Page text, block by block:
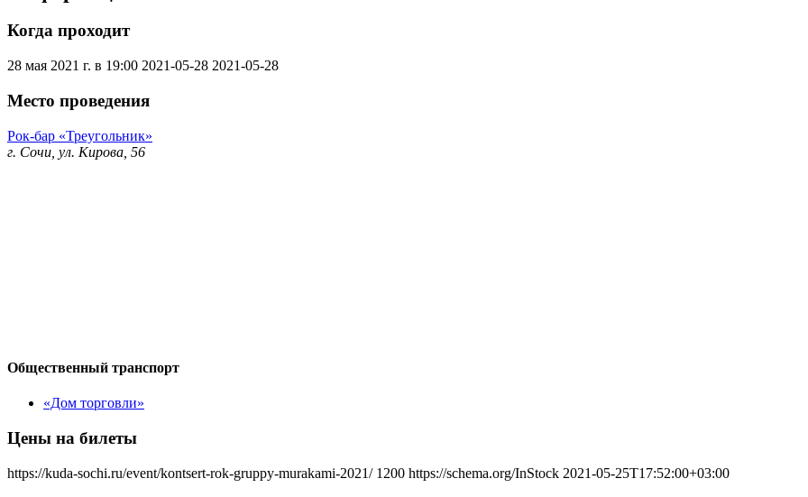
Когда проходит
28 мая 2021 г. в 19:00 2021-05-28 2021-05-28
Место проведения
Рок-бар «Треугольник»
г. Сочи, ул. Кирова, 56
Общественный транспорт
«Дом торговли»
Цены на билеты
https://kuda-sochi.ru/event/kontsert-rok-gruppy-murakami-2021/ 1200 https://schema.org/InStock 2021-05-25T17:52:00+03:00